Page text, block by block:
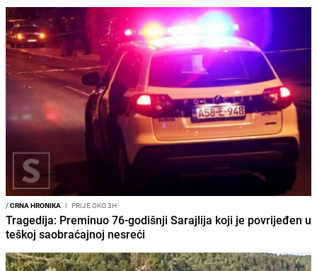
/CRNA HRONIKA I PRIJE OKO 3H
Tragedija: Preminuo 76-godišnji Sarajlija koji je povrijeđen u
teškoj saobraćajnoj nesreći